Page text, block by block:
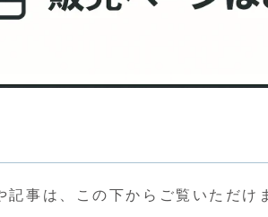
記事は、この下からご覧いただけ